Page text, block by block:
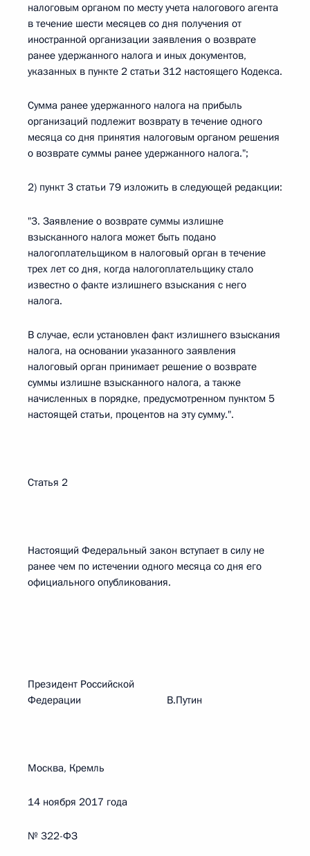
налоговым органом по месту учета налогового агента
в течение шести месяцев со дня получения от
иностранной организации заявления о возврате
ранее удержанного налога и иных документов,
указанных в пункте 2 статьи 312 настоящего Кодекса.
Сумма ранее удержанного налога на прибыль
организаций подлежит возврату в течение одного
месяца со дня принятия налоговым органом решения
о возврате суммы ранее удержанного налога.";
2) пункт 3 статьи 79 изложить в следующей редакции:
"3. Заявление о возврате суммы излишне
взысканного налога может быть подано
налогоплательщиком в налоговый орган в течение
трех лет со дня, когда налогоплательщику стало
известно о факте излишнего взыскания с него
налога.
В случае, если установлен факт излишнего взыскания
налога, на основании указанного заявления
налоговый орган принимает решение о возврате
суммы излишне взысканного налога, а также
начисленных в порядке, предусмотренном пунктом 5
настоящей статьи, процентов на эту сумму.".
Статья 2
Настоящий Федеральный закон вступает в силу не
ранее чем по истечении одного месяца со дня его
официального опубликования.
Президент Российской
Федерации В.Путин
Москва, Кремль
14 ноября 2017 года
№ 322-ФЗ